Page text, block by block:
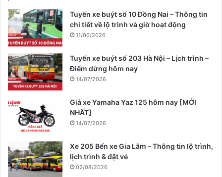
Tuyến xe buýt số 10 Đồng Nai – Thông tin
chi tiết về lộ trình và giờ hoạt động
11/06/2026
Tuyến xe buýt số 203 Hà Nội – Lịch trình –
Điểm dừng hôm nay
14/07/2026
Giá xe Yamaha Yaz 125 hôm nay [MỚI
NHẤT]
14/07/2026
Xe 205 Bến xe Gia Lâm – Thông tin lộ trình,
lịch trình & đặt vé
02/08/2026